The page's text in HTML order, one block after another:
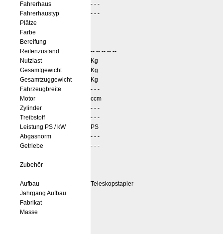
Fahrerhaus
- - -
Fahrerhaustyp
- - -
Plätze
Farbe
Bereifung
Reifenzustand
-- -- -- -- --
Nutzlast
Kg
Gesamtgewicht
Kg
Gesamtzuggewicht
Kg
Fahrzeugbreite
- - -
Motor
ccm
Zylinder
- - -
Treibstoff
- - -
Leistung PS / kW
PS
Abgasnorm
- - -
Getriebe
- - -
Zubehör
Aufbau
Teleskopstapler
Jahrgang Aufbau
Fabrikat
Masse